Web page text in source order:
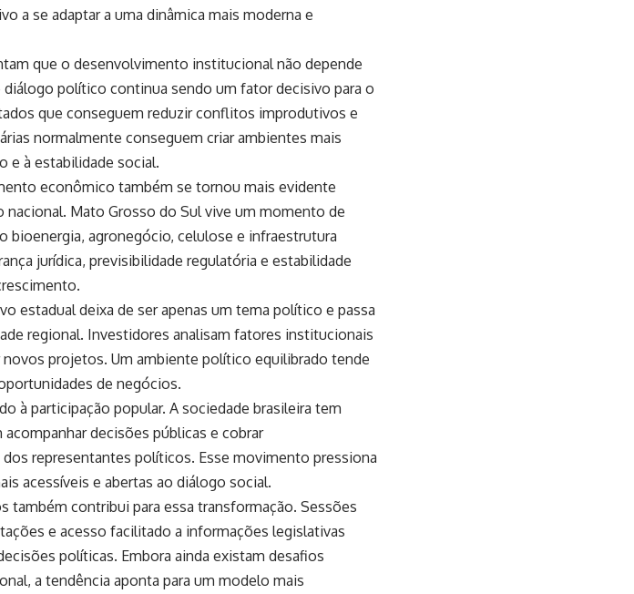
a se adaptar a uma dinâmica mais moderna e
que o desenvolvimento institucional não depende
político continua sendo um fator decisivo para o
que conseguem reduzir conflitos improdutivos e
normalmente conseguem criar ambientes mais
e à estabilidade social.
econômico também se tornou mais evidente
Mato Grosso do Sul vive um momento de
bioenergia, agronegócio, celulose e infraestrutura
jurídica, previsibilidade regulatória e estabilidade
estadual deixa de ser apenas um tema político e passa
regional. Investidores analisam fatores institucionais
projetos. Um ambiente político equilibrado tende
de negócios.
à participação popular. A sociedade brasileira tem
decisões públicas e cobrar
representantes políticos. Esse movimento pressiona
acessíveis e abertas ao diálogo social.
também contribui para essa transformação. Sessões
e acesso facilitado a informações legislativas
políticas. Embora ainda existam desafios
a tendência aponta para um modelo mais